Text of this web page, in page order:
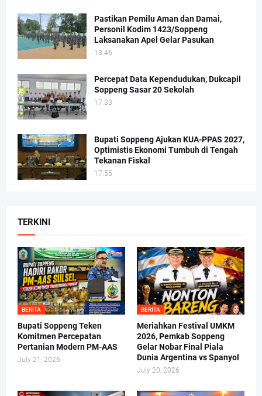
Pastikan Pemilu Aman dan Damai,
Personil Kodim 1423/Soppeng
Laksanakan Apel Gelar Pasukan
13.46
Percepat Data Kependudukan, Dukcapil
Soppeng Sasar 20 Sekolah
17.33
Bupati Soppeng Ajukan KUA-PPAS 2027,
Optimistis Ekonomi Tumbuh di Tengah
Tekanan Fiskal
17.55
TERKINI
BERITA
Bupati Soppeng Teken
Komitmen Percepatan
Pertanian Modern PM-AAS
July 21, 2026
BERITA
Meriahkan Festival UMKM
2026, Pemkab Soppeng
Gelar Nobar Final Piala
Dunia Argentina vs Spanyol
July 20, 2026